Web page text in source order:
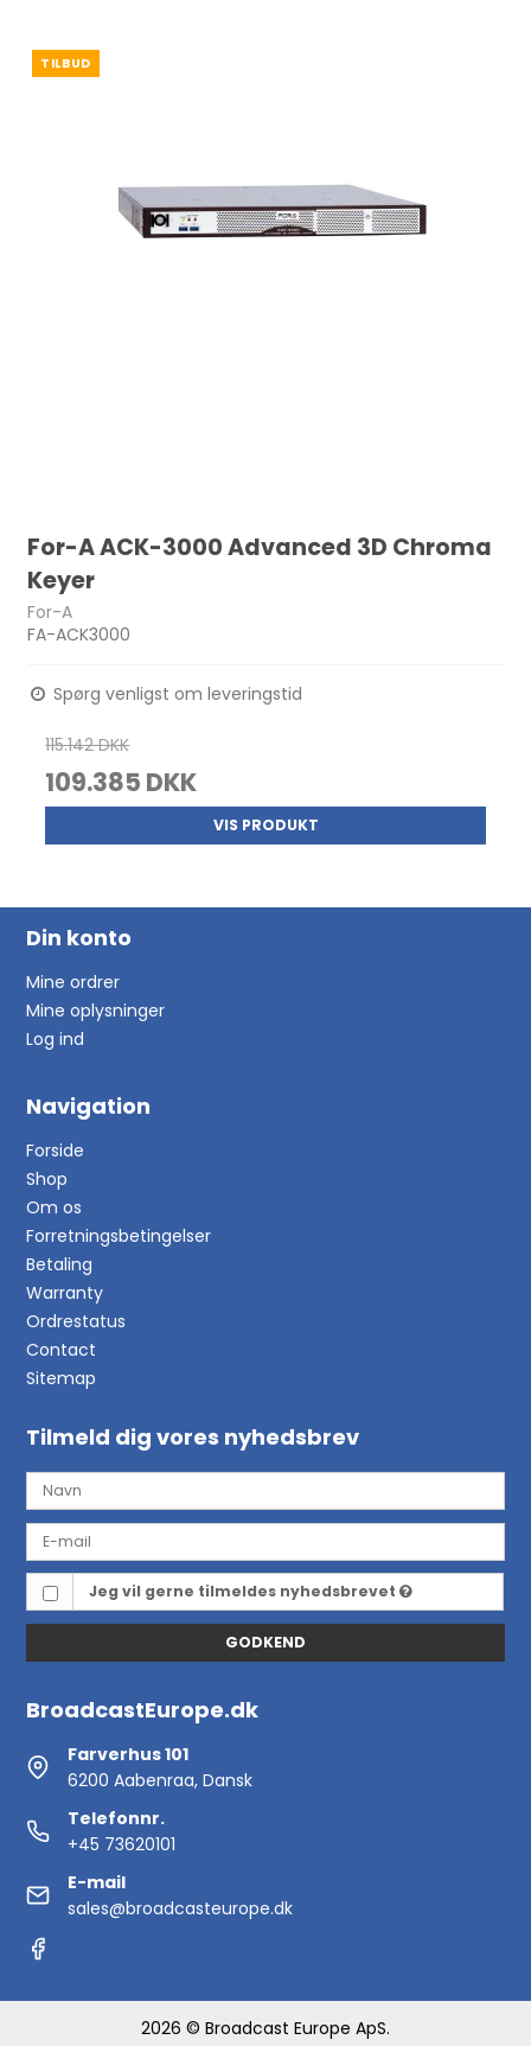
TILBUD
For-A ACK-3000 Advanced 3D Chroma
Keyer
For-A
FA-ACK3000
Spørg venligst om leveringstid
115.142 DKK
109.385 DKK
VIS PRODUKT
Din konto
Mine ordrer
Mine oplysninger
Log ind
Navigation
Forside
Shop
Om os
Forretningsbetingelser
Betaling
Warranty
Ordrestatus
Contact
Sitemap
Tilmeld dig vores nyhedsbrev
Jeg vil gerne tilmeldes nyhedsbrevet
GODKEND
BroadcastEurope.dk
Farverhus 101
6200 Aabenraa, Dansk
Telefonnr.
+45 73620101
E-mail
sales@broadcasteurope.dk
2026 © Broadcast Europe ApS.